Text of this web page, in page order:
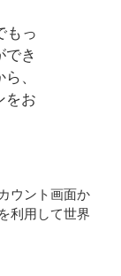
もっ
でき
、
をお
ウント画面か
利用して世界